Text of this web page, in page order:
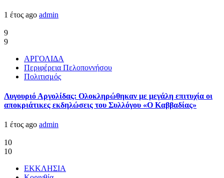
1 έτος ago admin
9
9
ΑΡΓΟΛΙΔΑ
Περιφέρεια Πελοποννήσου
Πολιτισμός
Λυγουριό Αργολίδας: Ολοκληρώθηκαν με μεγάλη επιτυχία οι
αποκριάτικες εκδηλώσεις του Συλλόγου «Ο Καββαδίας»
1 έτος ago admin
10
10
ΕΚΚΛΗΣΙΑ